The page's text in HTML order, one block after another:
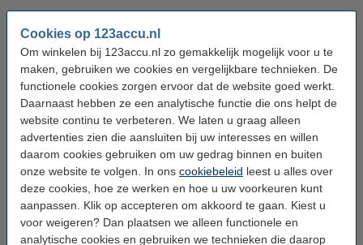
Cookies op 123accu.nl
Om winkelen bij 123accu.nl zo gemakkelijk mogelijk voor u te
maken, gebruiken we cookies en vergelijkbare technieken. De
functionele cookies zorgen ervoor dat de website goed werkt.
Daarnaast hebben ze een analytische functie die ons helpt de
website continu te verbeteren. We laten u graag alleen
advertenties zien die aansluiten bij uw interesses en willen
daarom cookies gebruiken om uw gedrag binnen en buiten
onze website te volgen. In ons cookiebeleid leest u alles over
deze cookies, hoe ze werken en hoe u uw voorkeuren kunt
aanpassen. Klik op accepteren om akkoord te gaan. Kiest u
voor weigeren? Dan plaatsen we alleen functionele en
analytische cookies en gebruiken we technieken die daarop
Meer accu's nodig?
Bestel 2 stuks
€ 549,50
€ 1.079,50
Dit product vervangt partnummers:
GF 12 76 V
GF12-076V
GF1276V